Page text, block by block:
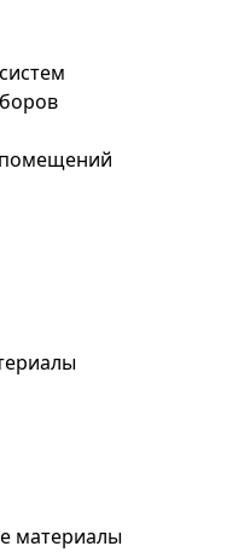
материалы